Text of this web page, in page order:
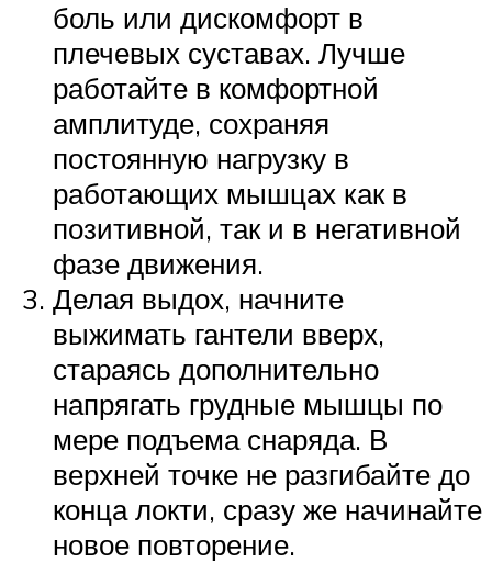
боль или дискомфорт в
плечевых суставах. Лучше
работайте в комфортной
амплитуде, сохраняя
постоянную нагрузку в
работающих мышцах как в
позитивной, так и в негативной
фазе движения.
Делая выдох, начните
выжимать гантели вверх,
стараясь дополнительно
напрягать грудные мышцы по
мере подъема снаряда. В
верхней точке не разгибайте до
конца локти, сразу же начинайте
новое повторение.